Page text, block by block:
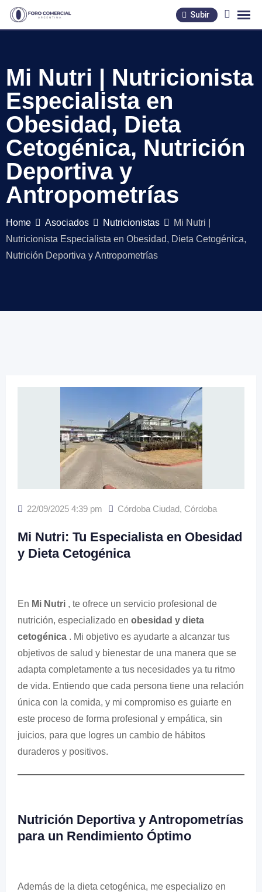
Skip
Subir
Mi Nutri | Nutricionista
Especialista en
Obesidad, Dieta
Cetogénica, Nutrición
Deportiva y
Antropometrías
Home Asociados Nutricionistas
Mi Nutri |
Nutricionista Especialista en Obesidad, Dieta Cetogénica,
Nutrición Deportiva y Antropometrías
22/09/2025 4:39 pm Córdoba Ciudad, Córdoba
Mi Nutri: Tu Especialista en Obesidad
y Dieta Cetogénica
En Mi Nutri , te ofrece un servicio profesional de
nutrición, especializado en obesidad y dieta
cetogénica . Mi objetivo es ayudarte a alcanzar tus
objetivos de salud y bienestar de una manera que se
adapta completamente a tus necesidades ya tu ritmo
de vida. Entiendo que cada persona tiene una relación
única con la comida, y mi compromiso es guiarte en
este proceso de forma profesional y empática, sin
juicios, para que logres un cambio de hábitos
duraderos y positivos.
Nutrición Deportiva y Antropometrías
para un Rendimiento Óptimo
Además de la dieta cetogénica, me especializo en